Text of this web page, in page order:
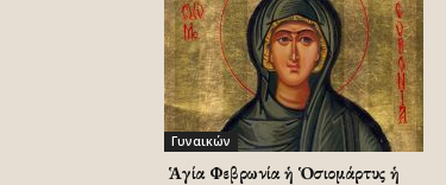
Γυναικών
Ἡ Ἁγία Φεβρωνία ἡ Ὁσιομάρτυς ἡ